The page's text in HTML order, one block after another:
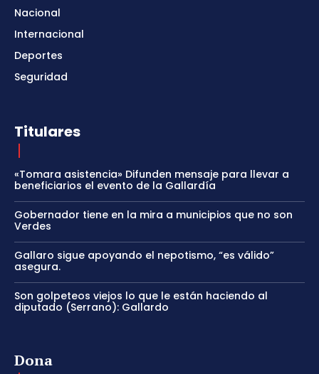
Nacional
Internacional
Deportes
Seguridad
Titulares
«Tomara asistencia» Difunden mensaje para llevar a
beneficiarios el evento de la Gallardía
Gobernador tiene en la mira a municipios que no son
Verdes
Gallaro sigue apoyando el nepotismo, “es válido”
asegura.
Son golpeteos viejos lo que le están haciendo al
diputado (Serrano): Gallardo
Dona